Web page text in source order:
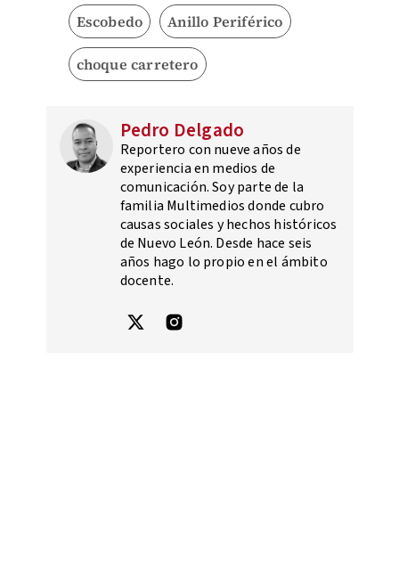
Escobedo Anillo Periférico
choque carretero
Pedro Delgado
Reportero con nueve años de
experiencia en medios de
comunicación. Soy parte de la
familia Multimedios donde cubro
causas sociales y hechos históricos
de Nuevo León. Desde hace seis
años hago lo propio en el ámbito
docente.